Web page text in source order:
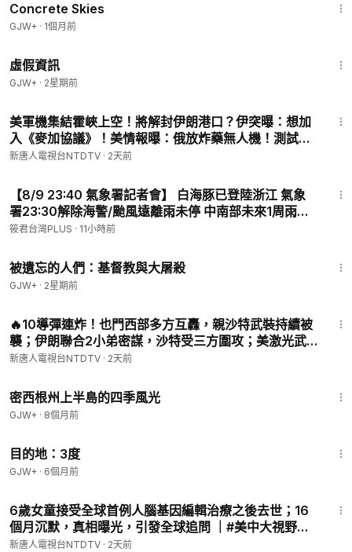
Concrete Skies
GJW+ · 1個月前
虛假資訊
GJW+ · 2星期前
美軍機集結霍峽上空！將解封伊朗港口？伊突曝：想加
入《麥加協議》！美情報曝：俄放炸藥無人機！測試北
約底線？中共「反腐先鋒」秒落馬！挪威碉堡驚藏中共
新唐人電視台NTDTV · 2天前
【8/9 23:40 氣象署記者會】 白海豚已登陸浙江 氣象
署23:30解除海警/颱風遠離雨未停 中南部未來1周雨勢
顯著
筱君台灣PLUS · 11小時前
被遺忘的人們：基督教與大屠殺
GJW+ · 2星期前
🔥10導彈連炸！也門西部多方互轟，親沙特武裝持續被
襲；伊朗聯合2小弟密謀，沙特受三方圍攻；美激光武
器終於來了！伊朗石油島破紀錄斷出口一週，狂損9億
新唐人電視台NTDTV · 2天前
密西根州上半島的四季風光
GJW+ · 8個月前
目的地：3度
GJW+ · 6個月前
6歲女童接受全球首例人腦基因編輯治療之後去世；16
個月沉默，真相曝光，引發全球追問 ｜#美中大視野
08/07/2026 #新唐人
新唐人電視台NTDTV · 2天前